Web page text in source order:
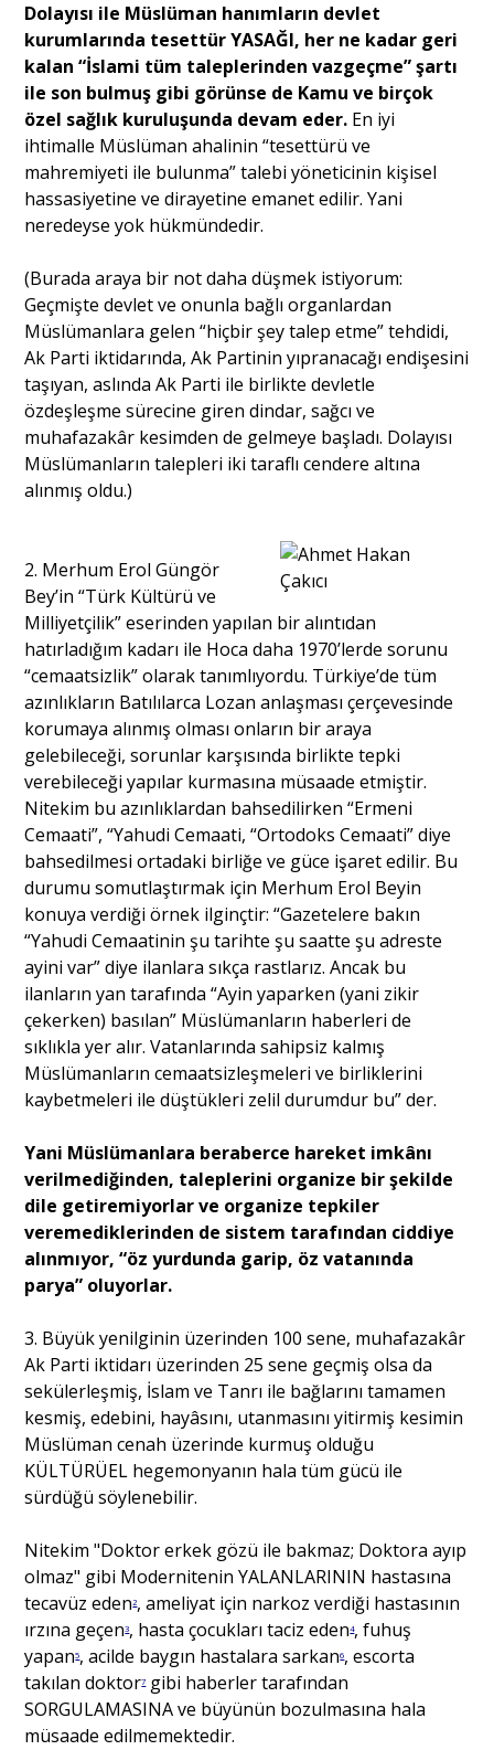
Dolayısı ile Müslüman hanımların devlet
kurumlarında tesettür YASAĞI, her ne kadar geri
kalan “İslami tüm taleplerinden vazgeçme” şartı
ile son bulmuş gibi görünse de Kamu ve birçok
özel sağlık kuruluşunda devam eder. En iyi
ihtimalle Müslüman ahalinin “tesettürü ve
mahremiyeti ile bulunma” talebi yöneticinin kişisel
hassasiyetine ve dirayetine emanet edilir. Yani
neredeyse yok hükmündedir.
(Burada araya bir not daha düşmek istiyorum:
Geçmişte devlet ve onunla bağlı organlardan
Müslümanlara gelen “hiçbir şey talep etme” tehdidi,
Ak Parti iktidarında, Ak Partinin yıpranacağı endişesini
taşıyan, aslında Ak Parti ile birlikte devletle
özdeşleşme sürecine giren dindar, sağcı ve
muhafazakâr kesimden de gelmeye başladı. Dolayısı
Müslümanların talepleri iki taraflı cendere altına
alınmış oldu.)
2. Merhum Erol Güngör
Bey’in “Türk Kültürü ve
Milliyetçilik” eserinden yapılan bir alıntıdan
hatırladığım kadarı ile Hoca daha 1970’lerde sorunu
“cemaatsizlik” olarak tanımlıyordu. Türkiye’de tüm
azınlıkların Batılılarca Lozan anlaşması çerçevesinde
korumaya alınmış olması onların bir araya
gelebileceği, sorunlar karşısında birlikte tepki
verebileceği yapılar kurmasına müsaade etmiştir.
Nitekim bu azınlıklardan bahsedilirken “Ermeni
Cemaati”, “Yahudi Cemaati, “Ortodoks Cemaati” diye
bahsedilmesi ortadaki birliğe ve güce işaret edilir. Bu
durumu somutlaştırmak için Merhum Erol Beyin
konuya verdiği örnek ilginçtir: “Gazetelere bakın
“Yahudi Cemaatinin şu tarihte şu saatte şu adreste
ayini var” diye ilanlara sıkça rastlarız. Ancak bu
ilanların yan tarafında “Ayin yaparken (yani zikir
çekerken) basılan” Müslümanların haberleri de
sıklıkla yer alır. Vatanlarında sahipsiz kalmış
Müslümanların cemaatsizleşmeleri ve birliklerini
kaybetmeleri ile düştükleri zelil durumdur bu” der.
Yani Müslümanlara beraberce hareket imkânı
verilmediğinden, taleplerini organize bir şekilde
dile getiremiyorlar ve organize tepkiler
veremediklerinden de sistem tarafından ciddiye
alınmıyor, “öz yurdunda garip, öz vatanında
parya” oluyorlar.
3. Büyük yenilginin üzerinden 100 sene, muhafazakâr
Ak Parti iktidarı üzerinden 25 sene geçmiş olsa da
sekülerleşmiş, İslam ve Tanrı ile bağlarını tamamen
kesmiş, edebini, hayâsını, utanmasını yitirmiş kesimin
Müslüman cenah üzerinde kurmuş olduğu
KÜLTÜRÜEL hegemonyanın hala tüm gücü ile
sürdüğü söylenebilir.
Nitekim "Doktor erkek gözü ile bakmaz; Doktora ayıp
olmaz" gibi Modernitenin YALANLARININ hastasına
tecavüz eden2, ameliyat için narkoz verdiği hastasının
ırzına geçen3, hasta çocukları taciz eden4, fuhuş
yapan5, acilde baygın hastalara sarkan6, escorta
takılan doktor7gibi haberler tarafından
SORGULAMASINA ve büyünün bozulmasına hala
müsaade edilmemektedir.